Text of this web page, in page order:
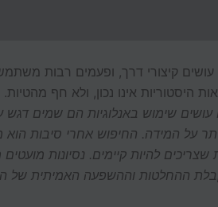
קיצורי דרך, ופעמים רבות
אינו נכון, ולא חף מהטיות.
עושים שימוש באנלוגיות הם שמים
על המידה. החיפוש אחרי סיבות הוא
להיות קיימים. נסיונות מועטים
ההחלטות וההשפעה האמיתית של